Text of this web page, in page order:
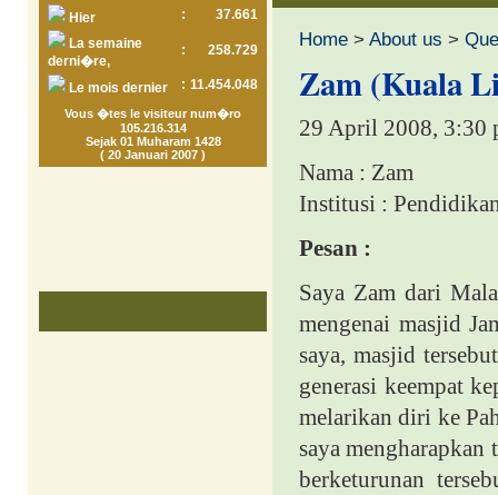
Hier
:
37.661
La semaine
derni�re,
: 258.729
Le mois dernier : 11.454.048
Vous �tes le visiteur num�ro
105.216.314
Sejak 01 Muharam 1428
( 20 Januari 2007 )
Home > About us >
Zam (Kuala
29 April 2008, 3:30
Nama : Zam
Institusi :
Pesan :
Saya Zam dari
mengenai masjid
saya, masjid
generasi keempat
melarikan diri ke
saya mengharapkan
berketurunan